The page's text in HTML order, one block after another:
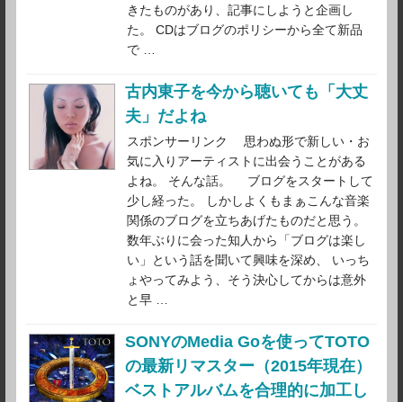
きたものがあり、記事にしようと企画し
た。 CDはブログのポリシーから全て新品
で …
古内東子を今から聴いても「大丈
夫」だよね
スポンサーリンク 思わぬ形で新しい・お
気に入りアーティストに出会うことがある
よね。 そんな話。 ブログをスタートして
少し経った。 しかしよくもまぁこんな音楽
関係のブログを立ちあげたものだと思う。
数年ぶりに会った知人から「ブログは楽し
い」という話を聞いて興味を深め、 いっち
ょやってみよう、そう決心してからは意外
と早 …
SONYのMedia Goを使ってTOTO
の最新リマスター（2015年現在）
ベストアルバムを合理的に加工し